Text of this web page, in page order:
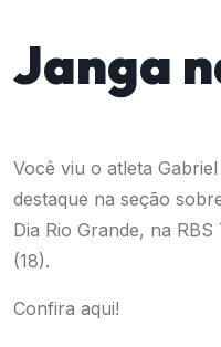
Janga
Você viu o atleta
destaque na seção
Dia Rio Grande, na
(18).
Confira aqui!